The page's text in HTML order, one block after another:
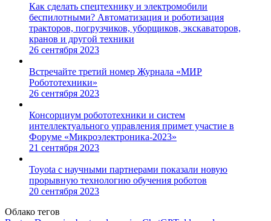
Как сделать спецтехнику и электромобили
беспилотными? Автоматизация и роботизация
тракторов, погрузчиков, уборщиков, экскаваторов,
кранов и другой техники
26 сентября 2023
Встречайте третий номер Журнала «МИР
Робототехники»
26 сентября 2023
Консорциум робототехники и систем
интеллектуального управления примет участие в
Форуме «Микроэлектроника-2023»
21 сентября 2023
Toyota с научными партнерами показали новую
прорывную технологию обучения роботов
20 сентября 2023
Облако тегов